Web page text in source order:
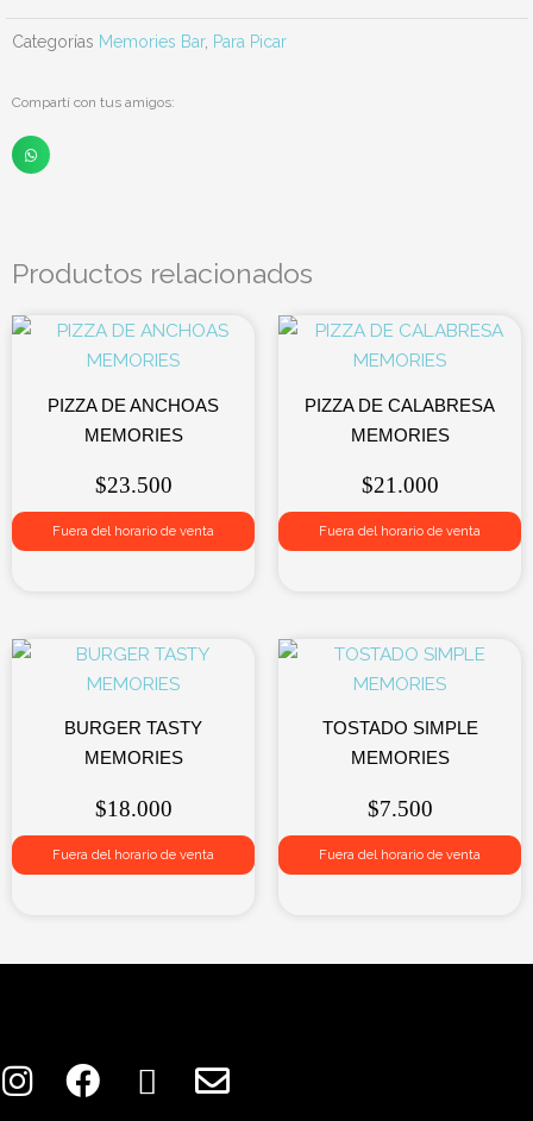
Categorías Memories Bar, Para Picar
Compartí con tus amigos:
Productos relacionados
PIZZA DE ANCHOAS
MEMORIES
$23.500
Fuera del horario de venta
PIZZA DE CALABRESA
MEMORIES
$21.000
Fuera del horario de venta
BURGER TASTY
MEMORIES
$18.000
Fuera del horario de venta
TOSTADO SIMPLE
MEMORIES
$7.500
Fuera del horario de venta
n
a
-
n